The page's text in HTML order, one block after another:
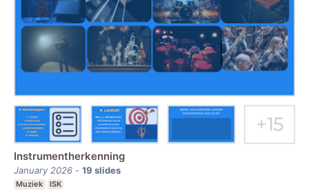
Instrumentherkenning
January 2026 - 19 slides
Muziek ISK